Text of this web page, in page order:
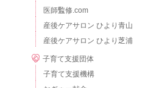
医師監修.com
産後ケアサロン ひより青山
産後ケアサロン ひより芝浦
子育て支援団体
子育て支援機構